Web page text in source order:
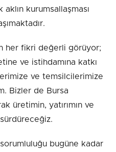
kurumsallaşması
her fikri değerli görüyor;
ve istihdamına katkı
ve temsilcilerimize
Bizler de Bursa
üretimin, yatırımın ve
sürdüreceğiz.
bugüne kadar